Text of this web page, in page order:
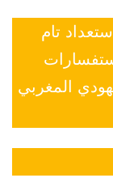
تام
المغربي